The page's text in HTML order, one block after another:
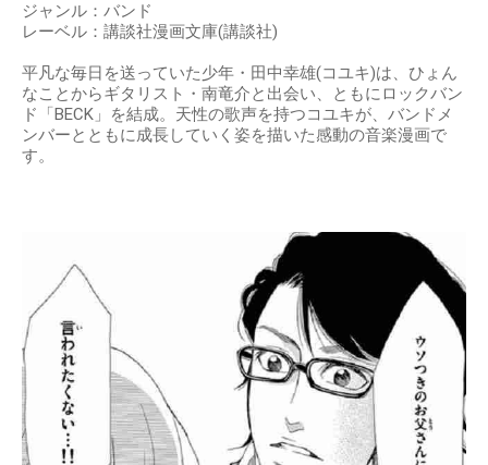
ジャンル：バンド
レーベル：講談社漫画文庫(講談社)
平凡な毎日を送っていた少年・田中幸雄(コユキ)は、ひょん
なことからギタリスト・南竜介と出会い、ともにロックバン
ド「BECK」を結成。天性の歌声を持つコユキが、バンドメ
ンバーとともに成長していく姿を描いた感動の音楽漫画で
す。